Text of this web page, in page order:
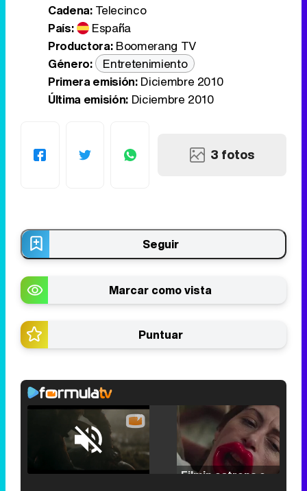
Cadena:Telecinco
País:
España
Productora: Boomerang TV
Género:
Entretenimiento
Primera emisión:Diciembre 2010
Última emisión:Diciembre 2010
3 fotos
Seguir
Marcar como vista
Puntuar
Unmute /
Loaded
25.30%